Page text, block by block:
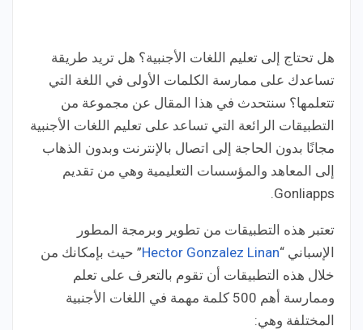
هل تحتاج إلى تعليم اللغات الأجنبية؟ هل تريد طريقة
تساعدك على ممارسة الكلمات الأولى في اللغة التي
تتعلمها؟ سنتحدث في هذا المقال عن مجموعة من
التطبيقات الرائعة التي تساعد على تعليم اللغات الأجنبية
مجانًا بدون الحاجة إلى اتصال بالإنترنت وبدون الذهاب
إلى المعاهد والمؤسسات التعليمية وهي من تقديم
Gonliapps.
تعتبر هذه التطبيقات من تطوير وبرمجة المطور
الإسباني “Hector Gonzalez Linan” حيث بإمكانك من
خلال هذه التطبيقات أن تقوم بالتعرف على تعلم
وممارسة أهم 500 كلمة مهمة في اللغات الأجنبية
المختلفة وهي: